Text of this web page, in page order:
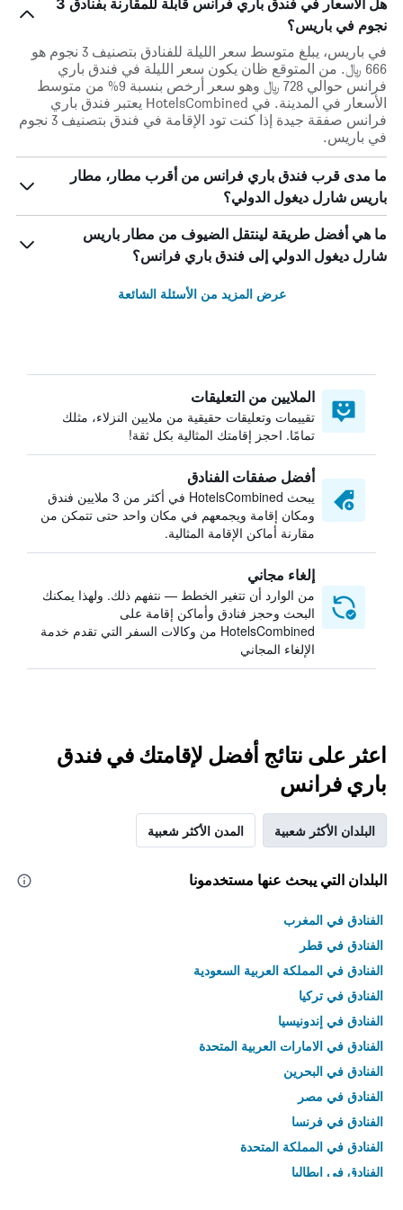
هل الأسعار في فندق باري فرانس قابلة للمقارنة بفنادق 3
نجوم في باريس؟
في باريس، يبلغ متوسط ​​سعر الليلة للفنادق بتصنيف 3 نجوم هو
666 ﷼. من المتوقع ظان يكون سعر الليلة في فندق باري
فرانس حوالي 728 ﷼ وهو سعر أرخص بنسبة 9% من متوسط
الأسعار في المدينة. في HotelsCombined يعتبر فندق باري
فرانس صفقة جيدة إذا كنت تود الإقامة في فندق بتصنيف 3 نجوم
في باريس.
ما مدى قرب فندق باري فرانس من أقرب مطار، مطار
باريس شارل ديغول الدولي؟
ما هي أفضل طريقة لينتقل الضيوف من مطار باريس
شارل ديغول الدولي إلى فندق باري فرانس؟
عرض المزيد من الأسئلة الشائعة
الملايين من التعليقات
تقييمات وتعليقات حقيقية من ملايين النزلاء، مثلك
تمامًا. احجز إقامتك المثالية بكل ثقة!
أفضل صفقات الفنادق
يبحث HotelsCombined في أكثر من 3 ملايين فندق
ومكان إقامة ويجمعهم في مكان واحد حتى تتمكن من
مقارنة أماكن الإقامة المثالية.
إلغاء مجاني
من الوارد أن تتغير الخطط — نتفهم ذلك. ولهذا يمكنك
البحث وحجز فنادق وأماكن إقامة على
HotelsCombined من وكالات السفر التي تقدم خدمة
الإلغاء المجاني
اعثر على نتائج أفضل لإقامتك في فندق
باري فرانس
البلدان الأكثر شعبية المدن الأكثر شعبية
البلدان التي يبحث عنها مستخدمونا
الفنادق في المغرب
الفنادق في قطر
الفنادق في المملكة العربية السعودية
الفنادق في تركيا
الفنادق في إندونيسيا
الفنادق في الامارات العربية المتحدة
الفنادق في البحرين
الفنادق في مصر
الفنادق في فرنسا
الفنادق في المملكة المتحدة
الفنادق في إيطاليا